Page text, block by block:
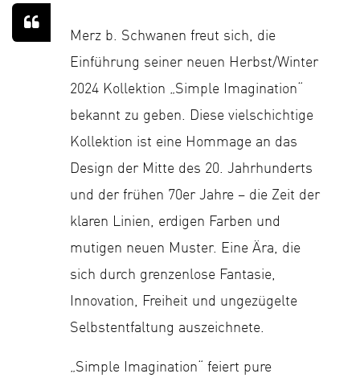
Merz b. Schwanen freut sich, die
Einführung seiner neuen Herbst/Winter
2024 Kollektion „Simple Imagination“
bekannt zu geben. Diese vielschichtige
Kollektion ist eine Hommage an das
Design der Mitte des 20. Jahrhunderts
und der frühen 70er Jahre – die Zeit der
klaren Linien, erdigen Farben und
mutigen neuen Muster. Eine Ära, die
sich durch grenzenlose Fantasie,
Innovation, Freiheit und ungezügelte
Selbstentfaltung auszeichnete.
„Simple Imagination“ feiert pure